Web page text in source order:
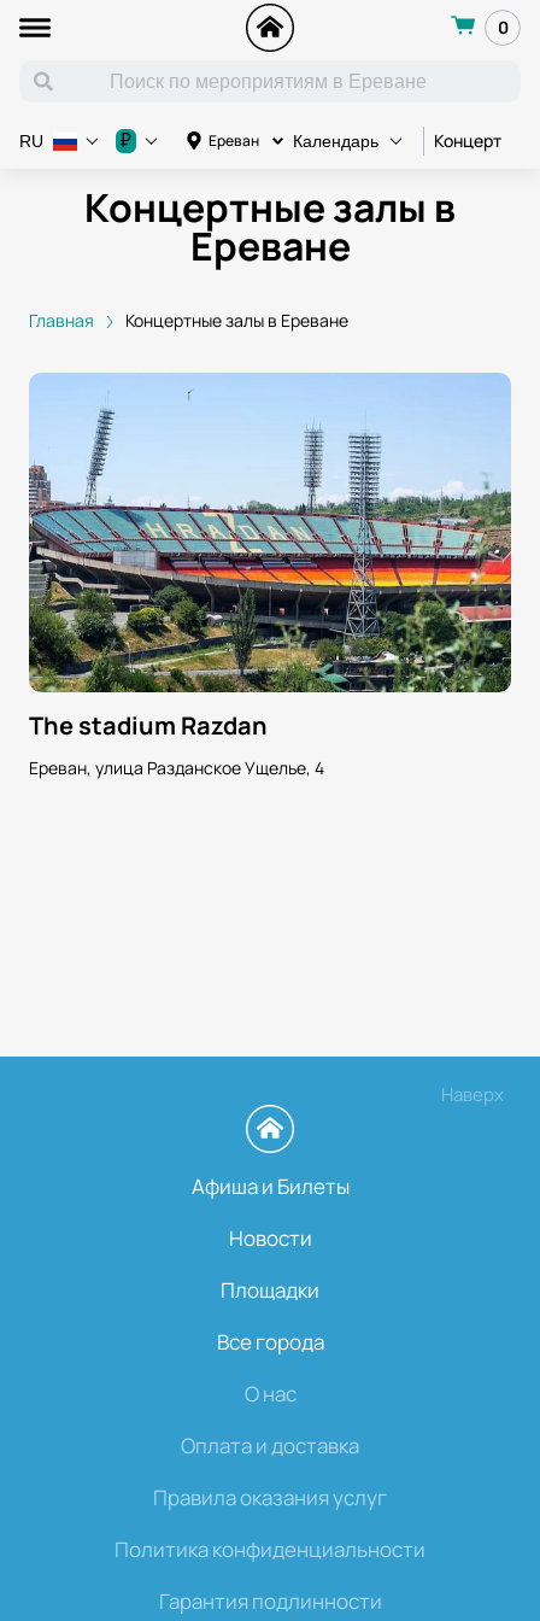
0
Ереван Календарь Концерт
RU ₽
Концертные залы в
Ереване
Главная Концертные залы в Ереване
The stadium Razdan
Ереван, улица Разданское Ущелье, 4
Наверх
Афиша и Билеты
Новости
Площадки
Все города
О нас
Оплата и доставка
Правила оказания услуг
Политика конфиденциальности
Гарантия подлинности